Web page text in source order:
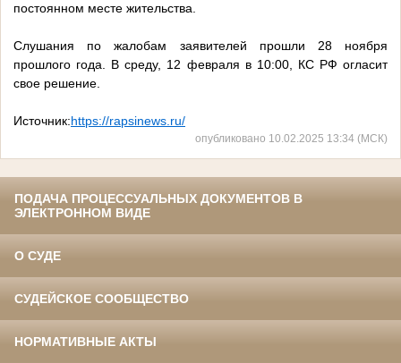
постоянном месте жительства.
Слушания по жалобам заявителей прошли 28 ноября
прошлого года. В среду, 12 февраля в 10:00, КС РФ огласит
свое решение.
Источник:https://rapsinews.ru/
опубликовано 10.02.2025 13:34 (МСК)
ПОДАЧА ПРОЦЕССУАЛЬНЫХ ДОКУМЕНТОВ В
ЭЛЕКТРОННОМ ВИДЕ
О СУДЕ
СУДЕЙСКОЕ СООБЩЕСТВО
НОРМАТИВНЫЕ АКТЫ